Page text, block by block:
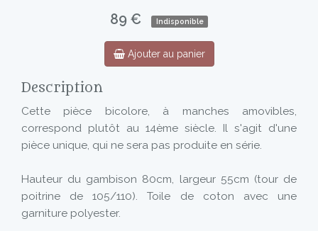
89 € Indisponible
Ajouter au panier
Description
Cette pièce bicolore, à manches amovibles,
correspond plutôt au 14ème siècle. Il s'agit d'une
pièce unique, qui ne sera pas produite en série.
Hauteur du gambison 80cm, largeur 55cm (tour de
poitrine de 105/110). Toile de coton avec une
garniture polyester.